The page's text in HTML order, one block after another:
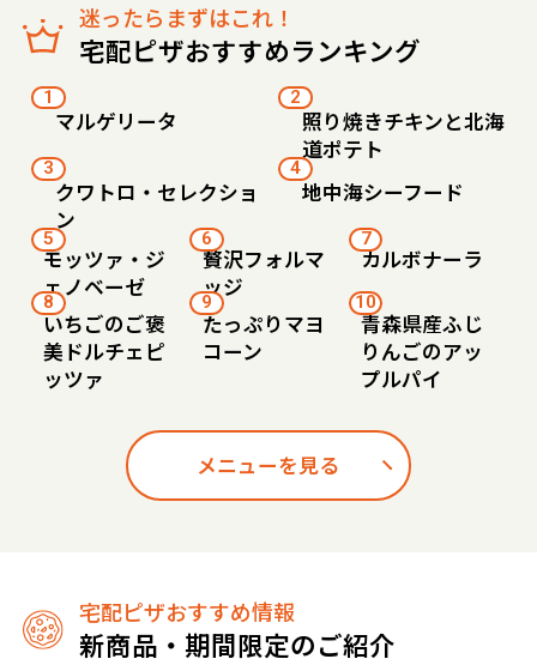
迷ったらまずはこれ！
宅配ピザおすすめランキング
1
マルゲリータ
2
照り焼きチキンと北海
道ポテト
3
クワトロ・セレクショ
ン
4
地中海シーフード
5
モッツァ・ジ
ェノベーゼ
6
贅沢フォルマ
ッジ
7
カルボナーラ
8
いちごのご褒
美ドルチェピ
ッツァ
9
たっぷりマヨ
コーン
10
青森県産ふじ
りんごのアッ
プルパイ
メニューを見る
宅配ピザおすすめ情報
新商品・期間限定のご紹介